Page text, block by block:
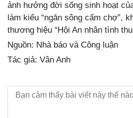
ảnh hưởng đời sống sinh hoạt
làm kiểu “ngăn sông cấm chợ”,
thương hiệu “Hội An nhân tình
Nguồn: Nhà báo và Công luận
Tác giả: Vân Anh